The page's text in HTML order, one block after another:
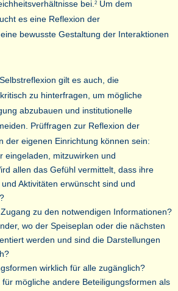
bei. 2 Um dem
es eine Reflexion der
bewusste Gestaltung der Interaktionen
gilt es auch, die
zu hinterfragen, um mögliche
abzubauen und institutionelle
Prüffragen zur Reflexion der
der eigenen Einrichtung können sein:
eingeladen, mitzuwirken und
allen das Gefühl vermittelt, dass ihre
Aktivitäten erwünscht sind und
zu den notwendigen Informationen?
wo der Speiseplan oder die nächsten
werden und sind die Darstellungen
wirklich für alle zugänglich?
mögliche andere Beteiligungsformen als